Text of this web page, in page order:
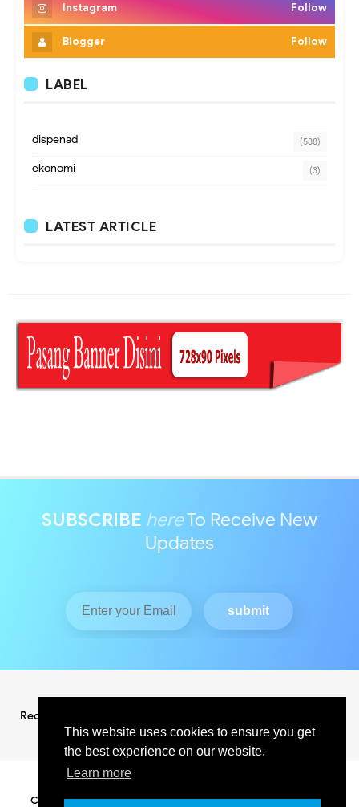
This website uses cookies to ensure you get
the best experience on our website.
Learn more
Instagram Follow
Blogger Follow
LABEL
dispenad (588)
ekonomi (3)
LATEST ARTICLE
SUBSCRIBE hereTo Receive New
Updates
Redaksi
Copyright ©2026KABAR INDO RAYA NEWSAll Right Reserved